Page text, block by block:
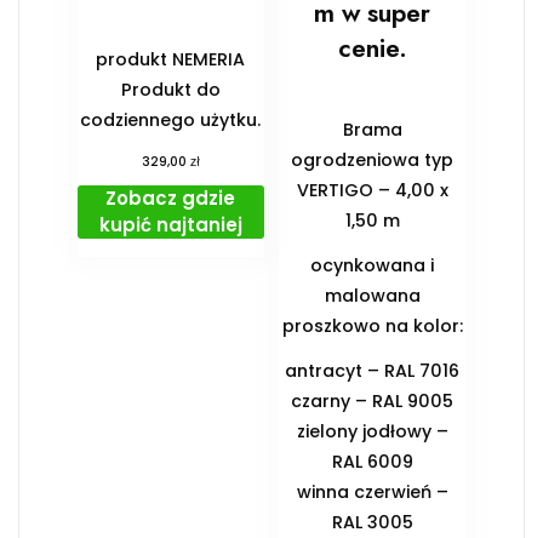
produkt NEMERIA
Produkt do
codziennego użytku.
329,00 zł
Zobacz gdzie
kupić najtaniej
m w super
cenie.
Brama
ogrodzeniowa typ
VERTIGO – 4,00 x
1,50 m
ocynkowana i
malowana
proszkowo na kolor:
antracyt – RAL 7016
czarny – RAL 9005
zielony jodłowy –
RAL 6009
winna czerwień –
RAL 3005